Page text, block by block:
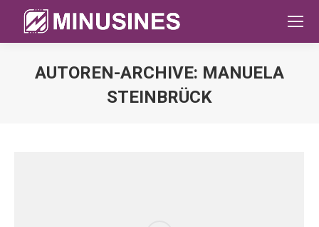
AUTOREN-ARCHIVE: MANUELA
STEINBRÜCK